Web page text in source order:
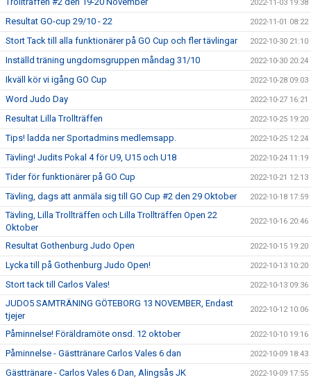
2022-11-03 19:38
Resultat GO-cup 29/10 - 22 2022-11-01 08:22
Stort Tack till alla funktionärer på GO Cup och fler tävlingar 2022-10-30 21:10
Inställd träning ungdomsgruppen måndag 31/10 2022-10-30 20:24
Ikväll kör vi igång GO Cup 2022-10-28 09:03
Word Judo Day 2022-10-27 16:21
Resultat Lilla Trollträffen 2022-10-25 19:20
Tips! ladda ner Sportadmins medlemsapp. 2022-10-25 12:24
Tävling! Judits Pokal 4 för U9, U15 och U18 2022-10-24 11:19
Tider för funktionärer på GO Cup 2022-10-21 12:13
Tävling, dags att anmäla sig till GO Cup #2 den 29 Oktober 2022-10-18 17:59
Tävling, Lilla Trollträffen och Lilla Trollträffen Open 22
Oktober
2022-10-16 20:46
Resultat Gothenburg Judo Open 2022-10-15 19:20
Lycka till på Gothenburg Judo Open! 2022-10-13 10:20
Stort tack till Carlos Vales! 2022-10-13 09:36
JUDO5 SAMTRÄNING GÖTEBORG 13 NOVEMBER, Endast
tjejer
2022-10-12 10:06
Påminnelse! Föräldramöte onsd. 12 oktober 2022-10-10 19:16
Påminnelse - Gästtränare Carlos Vales 6 dan 2022-10-09 18:43
Gästtränare - Carlos Vales 6 Dan, Alingsås JK 2022-10-09 17:55